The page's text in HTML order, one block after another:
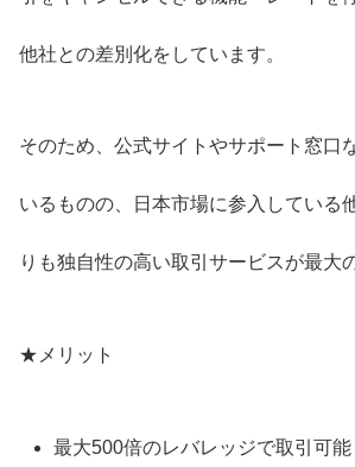
他社との差別化をしています。
そのため、公式サイトやサポート窓口
いるものの、日本市場に参入している
りも独自性の高い取引サービスが最大
★メリット
最大500倍のレバレッジで取引可能